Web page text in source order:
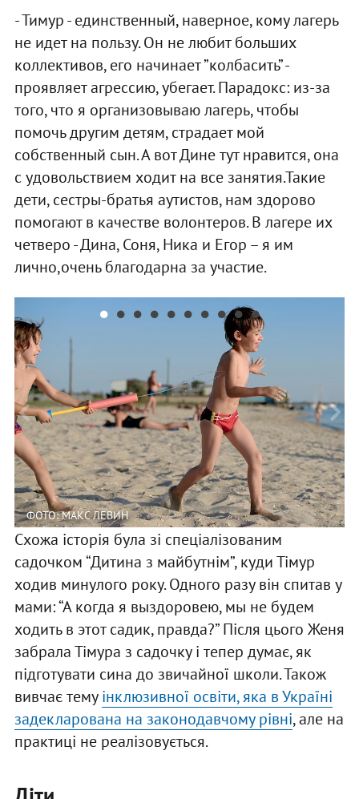
- Тимур - единственный, наверное, кому лагерь
не идет на пользу. Он не любит больших
коллективов, его начинает ”колбасить” -
проявляет агрессию, убегает. Парадокс: из-за
того, что я организовываю лагерь, чтобы
помочь другим детям, страдает мой
собственный сын. А вот Дине тут нравится, она
с удовольствием ходит на все занятия.Такие
дети, сестры-братья аутистов, нам здорово
помогают в качестве волонтеров. В лагере их
четверо - Дина, Соня, Ника и Егор – я им
лично,очень благодарна за участие.
ФОТО: МАКС ЛЕВИН
Схожа історія була зі спеціалізованим
садочком “Дитина з майбутнім”, куди Тімур
ходив минулого року. Одного разу він спитав у
мами: “А когда я выздоровею, мы не будем
ходить в этот садик, правда?” Після цього Женя
забрала Тімура з садочку і тепер думає, як
підготувати сина до звичайної школи. Також
вивчає темуінклюзивної освіти, яка в Україні
задекларована на законодавчому рівні, але на
практиці не реалізовується.